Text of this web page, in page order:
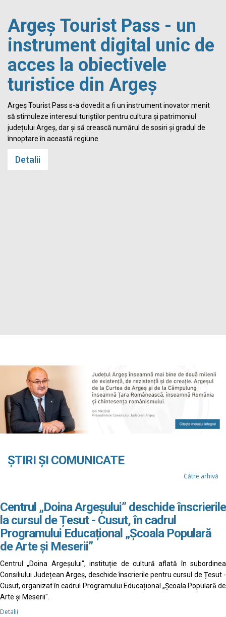
Argeș Tourist Pass - un
instrument digital unic de
acces la obiectivele
turistice din Argeș
Argeș Tourist Pass s-a dovedit a fi un instrument inovator menit
să stimuleze interesul turiștilor pentru cultura și patrimoniul
județului Argeș, dar și să crească numărul de sosiri și gradul de
înnoptare în această regiune
Detalii
ȘTIRI ȘI COMUNICATE
Către arhivă
Centrul „Doina Argeșului” deschide înscrierile
la cursul de Țesut - Cusut, în cadrul
Programului Educațional „Școala Populară
de Arte și Meserii”
Centrul „Doina Argeșului", instituție de cultură aflată în subordinea
Consiliului Județean Argeș, deschide înscrierile pentru cursul de Țesut -
Cusut, organizat în cadrul Programului Educațional „Școala Populară de
Arte și Meserii".
Detalii